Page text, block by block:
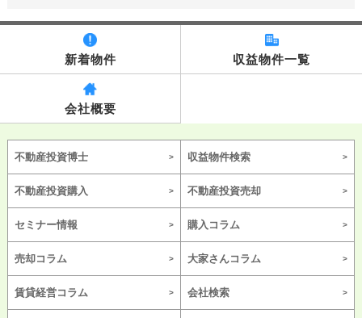
新着物件 収益物件一覧
会社概要
不動産投資博士 収益物件検索
不動産投資購入 不動産投資売却
セミナー情報 購入コラム
売却コラム 大家さんコラム
賃貸経営コラム 会社検索